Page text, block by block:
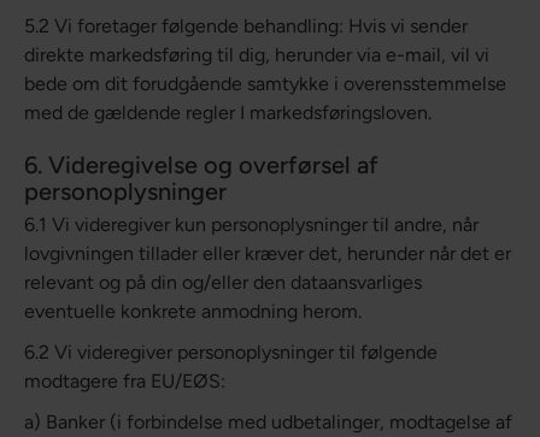
5.2 Vi foretager følgende behandling: Hvis vi sender
direkte markedsføring til dig, herunder via e-mail, vil vi
bede om dit forudgående samtykke i overensstemmelse
med de gældende regler I markedsføringsloven.
6. Videregivelse og overførsel af
personoplysninger
6.1 Vi videregiver kun personoplysninger til andre, når
lovgivningen tillader eller kræver det, herunder når det er
relevant og på din og/eller den dataansvarliges
eventuelle konkrete anmodning herom.
6.2 Vi videregiver personoplysninger til følgende
modtagere fra EU/EØS:
a) Banker (i forbindelse med udbetalinger, modtagelse af